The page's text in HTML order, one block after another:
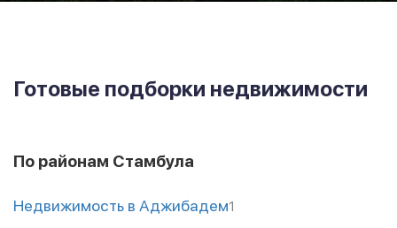
Готовые подборки недвижимости
По районам Стамбула
Недвижимость в Аджибадем1